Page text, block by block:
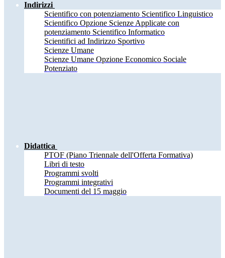
Indirizzi
Scientifico con potenziamento Scientifico Linguistico
Scientifico Opzione Scienze Applicate con
potenziamento Scientifico Informatico
Scientifici ad Indirizzo Sportivo
Scienze Umane
Scienze Umane Opzione Economico Sociale
Potenziato
Didattica
PTOF (Piano Triennale dell'Offerta Formativa)
Libri di testo
Programmi svolti
Programmi integrativi
Documenti del 15 maggio